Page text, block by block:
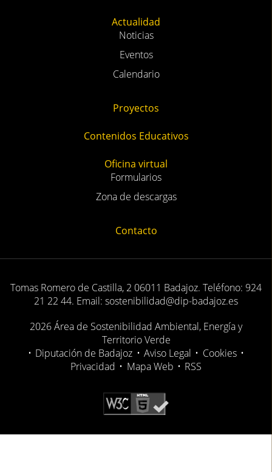
Actualidad
Noticias
Eventos
Calendario
Proyectos
Contenidos Educativos
Oficina virtual
Formularios
Zona de descargas
Contacto
Tomas Romero de Castilla, 2 06011 Badajoz. Teléfono: 924
21 22 44. Email: sostenibilidad@dip-badajoz.es
2026 Área de Sostenibilidad Ambiental, Energía y
Territorio Verde
• Diputación de Badajoz • Aviso Legal • Cookies •
Privacidad • Mapa Web • RSS